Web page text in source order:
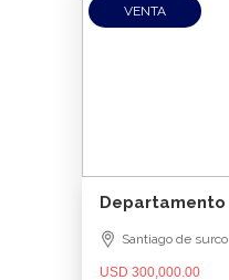
VENTA
Departamento
Santiago de surco
USD 300,000.00